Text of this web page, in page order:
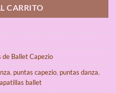
CARRITO
de Ballet Capezio
, puntas capezio, puntas danza,
ballet